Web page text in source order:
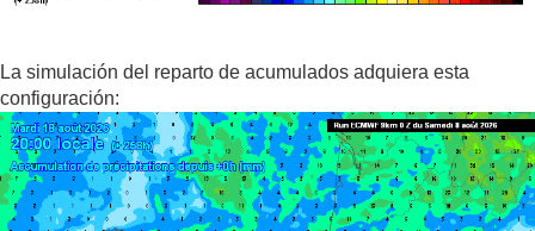
La simulación del reparto de acumulados adquiera esta
configuración: